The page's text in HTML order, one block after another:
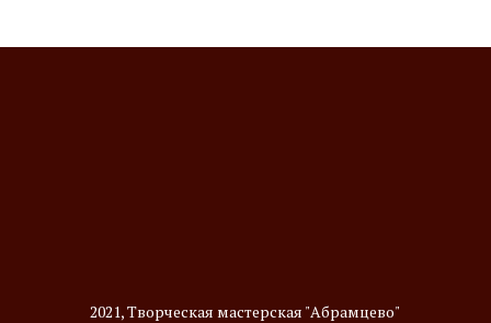
2021, Творческая мастерская "Абрамцево"